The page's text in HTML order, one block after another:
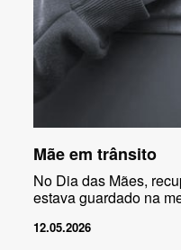
Mãe em trânsito
No Dia das Mães,
estava guardado na
12.05.2026